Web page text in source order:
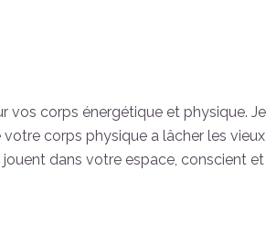
vos corps énergétique et physique.
corps physique a lâcher les vieux
dans votre espace, conscient et